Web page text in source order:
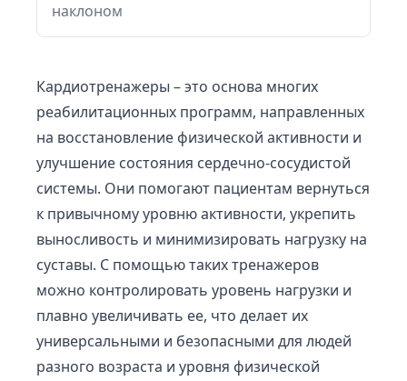
наклоном
Кардиотренажеры – это основа многих
реабилитационных программ, направленных
на восстановление физической активности и
улучшение состояния сердечно-сосудистой
системы. Они помогают пациентам вернуться
к привычному уровню активности, укрепить
выносливость и минимизировать нагрузку на
суставы. С помощью таких тренажеров
можно контролировать уровень нагрузки и
плавно увеличивать ее, что делает их
универсальными и безопасными для людей
разного возраста и уровня физической